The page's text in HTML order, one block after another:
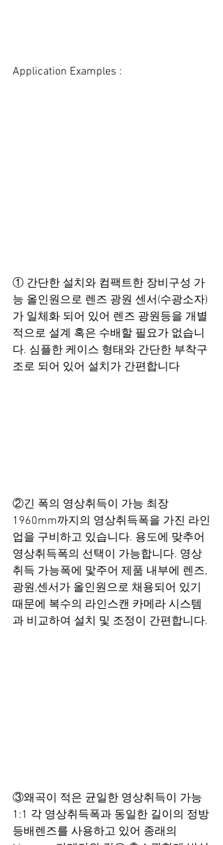
Application Examples :
① 간단한 설치와 컴팩트한 장비구성 가
능 올인원으로 렌즈 광원 센서(수광소자)
가 일체화 되어 있어 렌즈 광원등을 개별
적으로 설계 혹은 수배할 필요가 없습니
다. 심플한 케이스 형태와 간단한 부착구
조로 되어 있어 설치가 간편합니다
②긴 폭의 영상취득이 가능 최장
1960mm까지의 영상취득폭을 가진 라인
업을 구비하고 있습니다. 용도에 맞추어
영상취득폭의 선택이 가능합니다. 영상
취득 가능폭에 맟주어 제품 내부에 렌즈,
광원,센서가 올인원으로 채용되어 있기
때문에 복수의 라인스캔 카메라 시스템
과 비교하여 설치 및 조정이 간편합니다.
③왜곡이 적은 균일한 영상취득이 가능
1:1 각 영상취득폭과 동일한 길이의 정방
등배렌즈를 사용하고 있어 종래의